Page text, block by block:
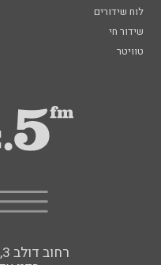
לוח שידורים
שידור חי
טוויטר
רחוב דולב 3, מגדל תפן, ת.ד 56